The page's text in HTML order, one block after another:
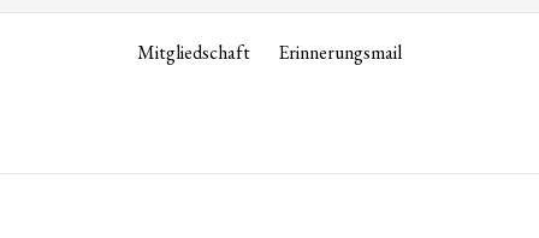
Mitgliedschaft Erinnerungsmail